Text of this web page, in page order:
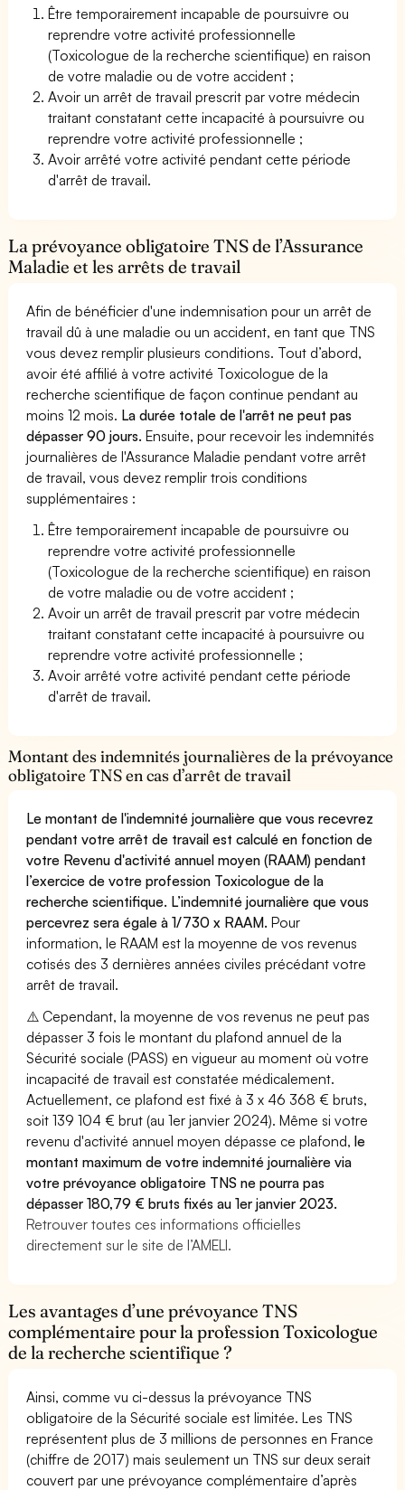
Être temporairement incapable de poursuivre ou
reprendre votre activité professionnelle
(Toxicologue de la recherche scientifique) en raison
de votre maladie ou de votre accident ;
Avoir un arrêt de travail prescrit par votre médecin
traitant constatant cette incapacité à poursuivre ou
reprendre votre activité professionnelle ;
Avoir arrêté votre activité pendant cette période
d'arrêt de travail.
La prévoyance obligatoire TNS de l’Assurance
Maladie et les arrêts de travail
Afin de bénéficier d'une indemnisation pour un arrêt de
travail dû à une maladie ou un accident, en tant que TNS
vous devez remplir plusieurs conditions. Tout d’abord,
avoir été affilié à votre activité Toxicologue de la
recherche scientifique de façon continue pendant au
moins 12 mois. La durée totale de l'arrêt ne peut pas
dépasser 90 jours. Ensuite, pour recevoir les indemnités
journalières de l'Assurance Maladie pendant votre arrêt
de travail, vous devez remplir trois conditions
supplémentaires :
Être temporairement incapable de poursuivre ou
reprendre votre activité professionnelle
(Toxicologue de la recherche scientifique) en raison
de votre maladie ou de votre accident ;
Avoir un arrêt de travail prescrit par votre médecin
traitant constatant cette incapacité à poursuivre ou
reprendre votre activité professionnelle ;
Avoir arrêté votre activité pendant cette période
d'arrêt de travail.
Montant des indemnités journalières de la prévoyance
obligatoire TNS en cas d’arrêt de travail
Le montant de l'indemnité journalière que vous recevrez
pendant votre arrêt de travail est calculé en fonction de
votre Revenu d'activité annuel moyen (RAAM) pendant
l’exercice de votre profession Toxicologue de la
recherche scientifique. L’indemnité journalière que vous
percevrez sera égale à 1/730 x RAAM. Pour
information, le RAAM est la moyenne de vos revenus
cotisés des 3 dernières années civiles précédant votre
arrêt de travail.
⚠️ Cependant, la moyenne de vos revenus ne peut pas
dépasser 3 fois le montant du plafond annuel de la
Sécurité sociale (PASS) en vigueur au moment où votre
incapacité de travail est constatée médicalement.
Actuellement, ce plafond est fixé à 3 x 46 368 € bruts,
soit 139 104 € brut (au 1er janvier 2024). Même si votre
revenu d'activité annuel moyen dépasse ce plafond,le
montant maximum de votre indemnité journalière via
votre prévoyance obligatoire TNS ne pourra pas
dépasser 180,79 € bruts fixés au 1er janvier 2023.
Retrouver toutes ces informations officielles
directement sur le site de l’AMELI.
Les avantages d’une prévoyance TNS
complémentaire pour la profession Toxicologue
de la recherche scientifique ?
Ainsi, comme vu ci-dessus la prévoyance TNS
obligatoire de la Sécurité sociale est limitée. Les TNS
représentent plus de 3 millions de personnes en France
(chiffre de 2017) mais seulement un TNS sur deux serait
couvert par une prévoyance complémentaire d’après